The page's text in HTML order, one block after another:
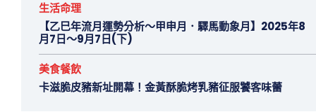
生活命理
【乙巳年流月運勢分析～甲申月．驛馬動象月】2025年8
月7日～9月7日(下)
美食餐飲
卡滋脆皮豬新址開幕！金黃酥脆烤乳豬征服饕客味蕾